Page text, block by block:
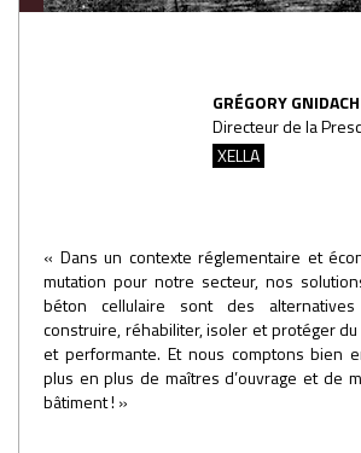
GRÉGORY GNIDACH
Directeur de la
XELLA
« Dans un contexte réglementaire et
mutation pour notre secteur, nos
béton cellulaire sont des
construire, réhabiliter, isoler et protéger
et performante. Et nous comptons bien
plus en plus de maîtres d’ouvrage et de
bâtiment ! »